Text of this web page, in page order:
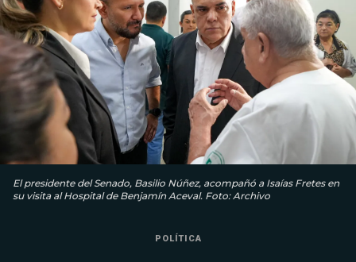
El presidente del Senado, Basilio Núñez, acompañó a Isaías Fretes en
su visita al Hospital de Benjamín Aceval. Foto: Archivo
POLÍTICA